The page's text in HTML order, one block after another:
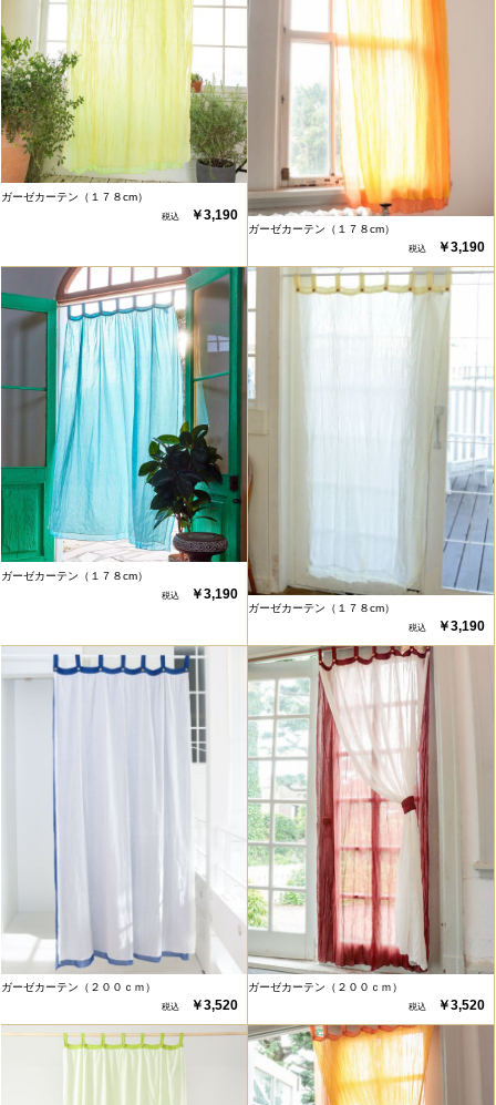
ガーゼカーテン（１７８cm）
￥3,190
ガーゼカーテン（１７８cm）
￥3,190
ガーゼカーテン（１７８cm）
￥3,190
ガーゼカーテン（１７８cm）
￥3,190
ガーゼカーテン（２００ｃｍ）
￥3,520
ガーゼカーテン（２００ｃｍ）
￥3,520